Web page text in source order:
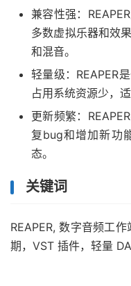
兼容性强：
多数虚拟乐器和效
和混音。
轻量级：REAPER
占用系统资源少，
更新频繁：
复bug和增加新功
态。
关键词
REAPER, 数字音频工
期，VST 插件，轻量